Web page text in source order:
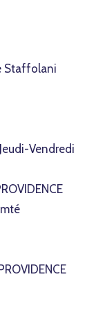
Staffolani
Vendredi